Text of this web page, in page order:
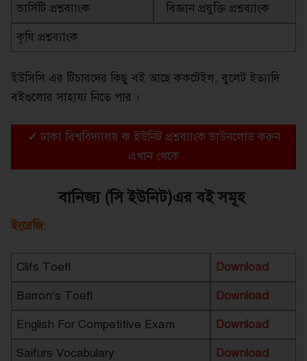
ভার্সিটি প্রশ্নব্যাংক
বিজ্ঞান প্রযুক্তি প্রশ্নব্যাংক
কৃষি প্রশ্নব্যাংক
ইউসিসি এর টিচারদের কিছু বই আছে ককটেইল, বুলেট ইত্যাদি
বইগুলোর সাহায্য নিতে পার ।
✓ ঢাকা বিশ্ববিদ্যালয় ক ইউনিট প্রশ্নব্যাংক ডাউনলোড করুন
এখান থেকে
বানিজ্য (সি ইউনিট)এর বই সমূহ
ইংরেজি:
Clifs Toefl
Download
Barron’s Toefl
Download
English For Competitive Exam
Download
Saifurs Vocabulary
Download